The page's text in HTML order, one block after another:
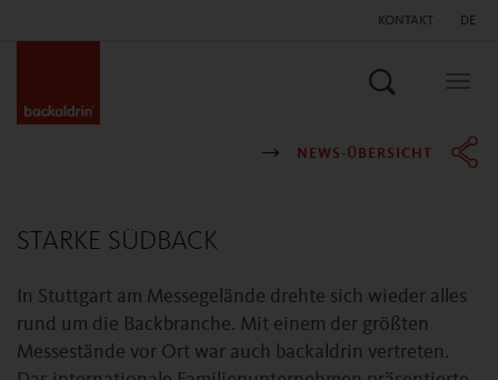
KONTAKT DE
Suchen
NEWS-ÜBERSICHT
STARKE SÜDBACK
In Stuttgart am Messegelände drehte sich wieder alles
rund um die Backbranche. Mit einem der größten
Messestände vor Ort war auch backaldrin vertreten.